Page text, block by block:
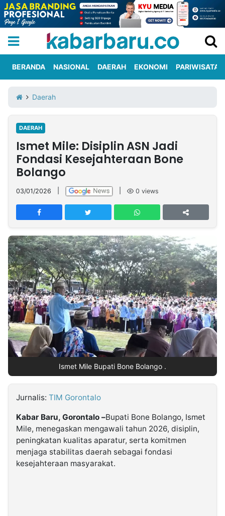
Iklan
Berita
Kami
Nasional
International
Olahraga
Entertainment
Daerah
Pariwisata
Kuliner
Kolom
Network
PT
TREETAN
INDONESIA
Partner
Insight
NTB
Suara
Time
Lens
IDN
Daily
Jogja
Jalan
Rakyat
Idealita
News
Kita
Notice
Dinamikapost.com
Radar
Baru
Seedbacklink
Follow
Kabarbaru
BERANDA NASIONAL DAERAH EKONOMI PARIWISATA
Daerah
DAERAH
Ismet Mile: Disiplin ASN Jadi
Fondasi Kesejahteraan Bone
Bolango
03/01/2026 0 views
Ismet Mile Bupati Bone Bolango .
Jurnalis: TIM Gorontalo
Kabar Baru, Gorontalo –Bupati Bone Bolango, Ismet
Mile, menegaskan mengawali tahun 2026, disiplin,
peningkatan kualitas aparatur, serta komitmen
menjaga stabilitas daerah sebagai fondasi
kesejahteraan masyarakat.